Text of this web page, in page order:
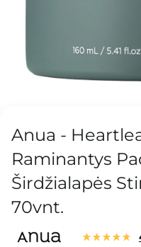
Anua -
Raminantys
Širdžialapės
70vnt.